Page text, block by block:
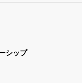
シップ